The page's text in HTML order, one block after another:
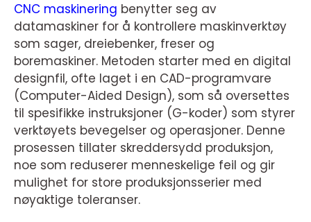
CNC maskinering benytter seg av
datamaskiner for å kontrollere maskinverktøy
som sager, dreiebenker, freser og
boremaskiner. Metoden starter med en digital
designfil, ofte laget i en CAD-programvare
(Computer-Aided Design), som så oversettes
til spesifikke instruksjoner (G-koder) som styrer
verktøyets bevegelser og operasjoner. Denne
prosessen tillater skreddersydd produksjon,
noe som reduserer menneskelige feil og gir
mulighet for store produksjonsserier med
nøyaktige toleranser.